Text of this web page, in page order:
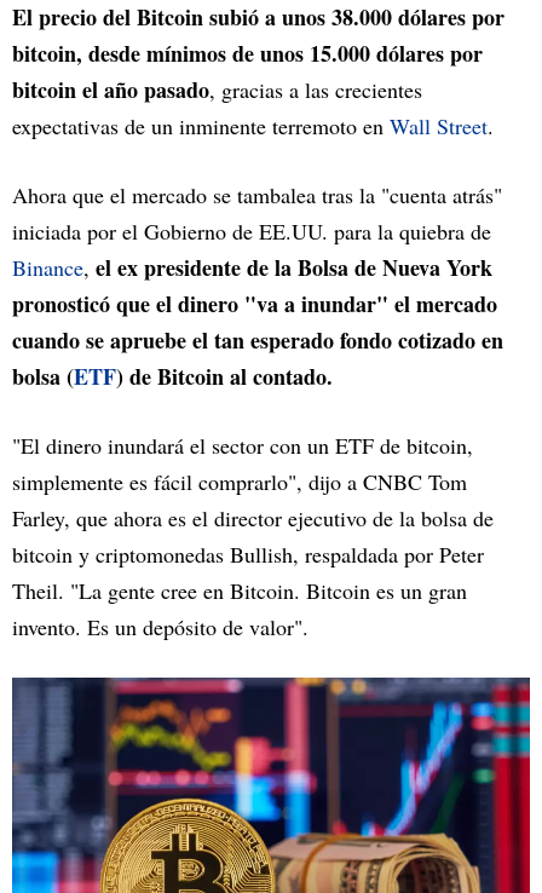
El precio del Bitcoin subió a unos 38.000 dólares por
bitcoin, desde mínimos de unos 15.000 dólares por
bitcoin el año pasado, gracias a las crecientes
expectativas de un inminente terremoto en Wall Street.
Ahora que el mercado se tambalea tras la "cuenta atrás"
iniciada por el Gobierno de EE.UU. para la quiebra de
Binance, el ex presidente de la Bolsa de Nueva York
pronosticó que el dinero "va a inundar" el mercado
cuando se apruebe el tan esperado fondo cotizado en
bolsa (ETF) de Bitcoin al contado.
"El dinero inundará el sector con un ETF de bitcoin,
simplemente es fácil comprarlo", dijo a CNBC Tom
Farley, que ahora es el director ejecutivo de la bolsa de
bitcoin y criptomonedas Bullish, respaldada por Peter
Theil. "La gente cree en Bitcoin. Bitcoin es un gran
invento. Es un depósito de valor".